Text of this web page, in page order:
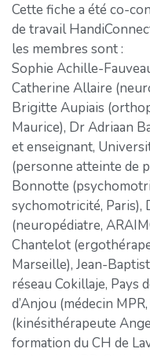
Cette fiche a été co-
de travail
les membres sont :
Sophie Achille-
Catherine Allaire
Brigitte Aupiais
Maurice), Dr Adriaan
et enseignant,
(personne atteinte de
Bonnotte
sychomotricité, Paris),
(neuropédiatre,
Chantelot
Marseille), Jean-
réseau Cokillaje, Pays
d’Anjou (médecin
(kinésithérapeute
formation du CH de